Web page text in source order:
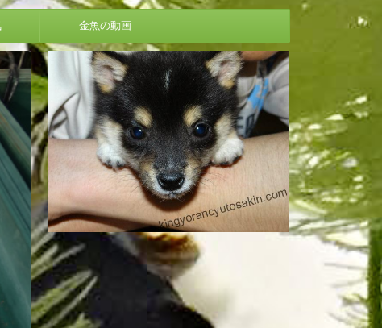
金魚の動画